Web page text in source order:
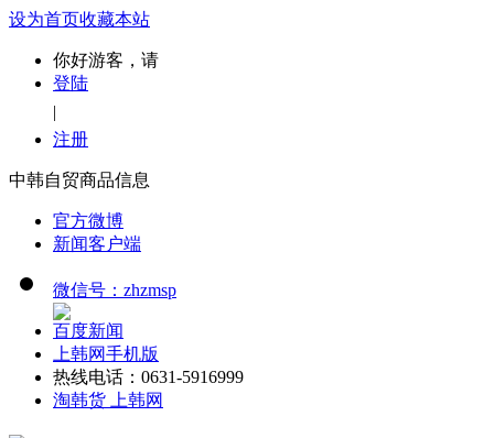
设为首页收藏本站
你好游客，请
登陆
|
注册
中韩自贸商品信息
官方微博
新闻客户端
微信号：zhzmsp
百度新闻
上韩网手机版
热线电话：0631-5916999
淘韩货 上韩网